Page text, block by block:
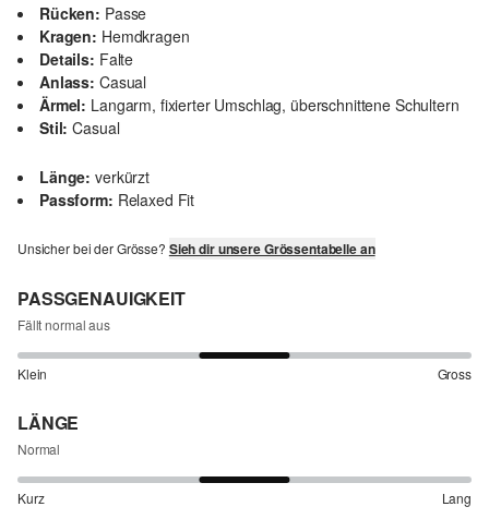
Rücken: Passe
Kragen: Hemdkragen
Details: Falte
Anlass: Casual
Ärmel: Langarm, fixierter Umschlag, überschnittene Schultern
Stil: Casual
Länge: verkürzt
Passform: Relaxed Fit
Unsicher bei der Grösse? Sieh dir unsere Grössentabelle an
PASSGENAUIGKEIT
Fällt normal aus
Klein Gross
LÄNGE
Normal
Kurz Lang